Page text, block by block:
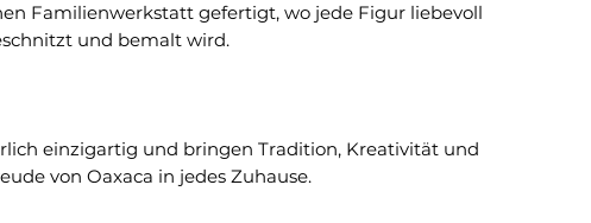
Familienwerkstatt gefertigt, wo jede Figur liebevoll
und bemalt wird.
einzigartig und bringen Tradition, Kreativität und
von Oaxaca in jedes Zuhause.